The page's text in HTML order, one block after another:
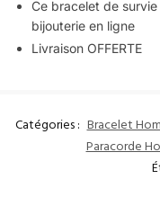
Ce bracelet de
bijouterie en ligne
Livraison OFFERTE
Catégories : Bracelet
Paracorde